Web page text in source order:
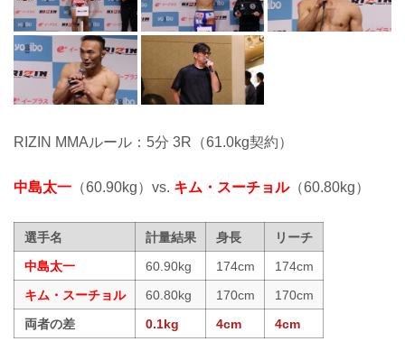
RIZIN MMAルール：5分 3R（61.0kg契約）
中島太一 （60.90kg）vs. キム・スーチョル（60.80kg）
選手名 計量結果 身長
リーチ
中島太一
60.90kg 174cm
174cm
キム・スーチョル
60.80kg 170cm
170cm
両者の差
0.1kg 4cm 4cm